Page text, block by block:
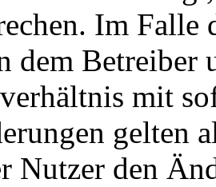
Im Falle
dem Betreiber
mit
gelten
Nutzer den